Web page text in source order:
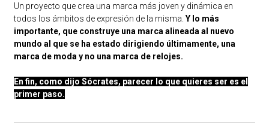
Un proyecto que crea una marca más joven y dinámica en
todos los ámbitos de expresión de la misma. Y lo más
importante, que construye una marca alineada al nuevo
mundo al que se ha estado dirigiendo últimamente, una
marca de moda y no una marca de relojes.
En fin, como dijo Sócrates, parecer lo que quieres ser es el
primer paso.